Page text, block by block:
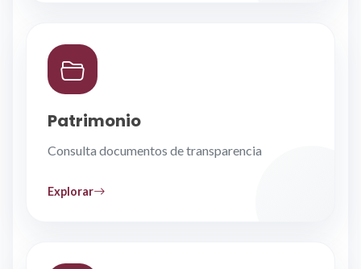
Patrimonio
Consulta documentos de transparencia
Explorar